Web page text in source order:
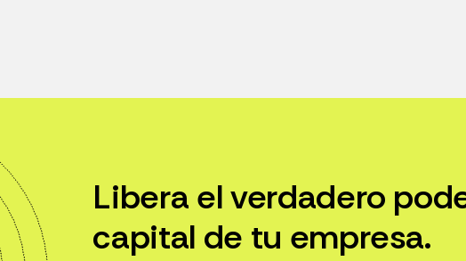
Libera el verdadero
capital de tu empresa.